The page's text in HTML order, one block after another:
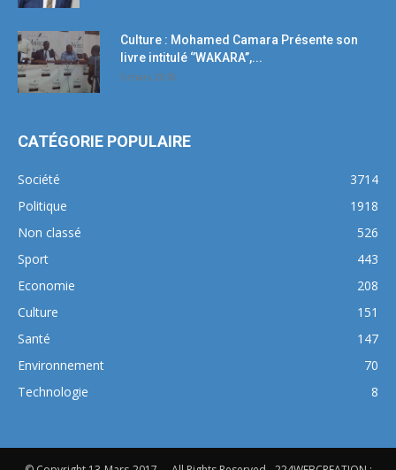
Culture : Mohamed Camara Présente son
livre intitulé ‘’WAKARA’’,...
5 mars 2018
CATÉGORIE POPULAIRE
Société
3714
Politique
1918
Non classé
526
Sport
443
Economie
208
Culture
151
Santé
147
Environnement
70
Technologie
8